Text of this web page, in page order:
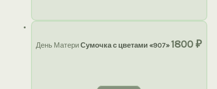
День МатериСумочка с цветами «907» 1800₽